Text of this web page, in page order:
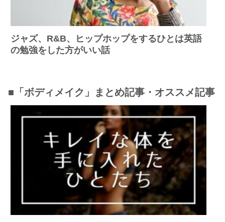
ジャズ、R&B、ヒップホップをするひとは英語
の勉強をした方がいい話
■「ボディメイク」まとめ記事・オススメ記事